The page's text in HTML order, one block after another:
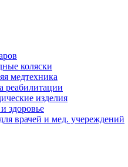
коляски
медтехника
реабилитации
изделия
здоровье
врачей и мед. учереждений